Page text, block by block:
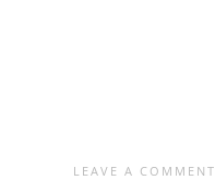
LEAVE A COMMENT